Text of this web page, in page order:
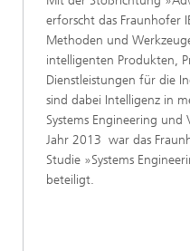
erforscht das Fraunhofer
Methoden und
intelligenten Produkten,
Dienstleistungen für die
sind dabei Intelligenz in
Systems Engineering
Jahr 2013 war das
Studie »Systems
beteiligt.